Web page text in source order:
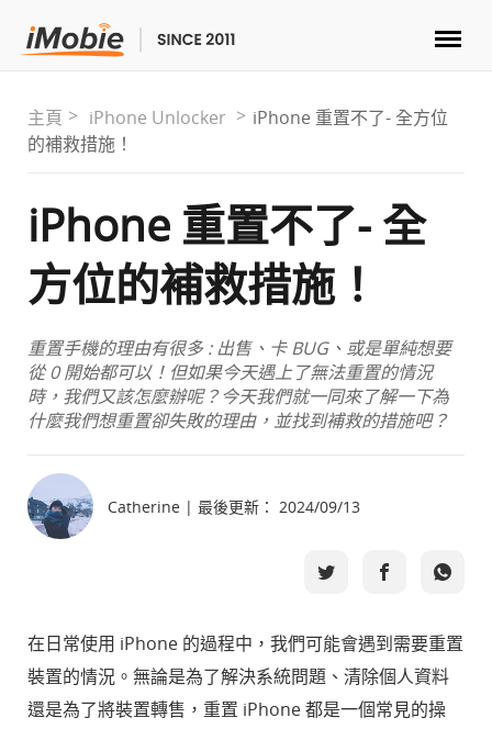
解鎖&復原
實用
手機解決方案
商店
下載
支援
主頁 iPhone Unlocker
iPhone 重置不了- 全方位
的補救措施！
iPhone 重置不了- 全
方位的補救措施！
重置手機的理由有很多 : 出售、卡 BUG、或是單純想要
從 0 開始都可以！但如果今天遇上了無法重置的情況
時，我們又該怎麼辦呢？今天我們就一同來了解一下為
什麼我們想重置卻失敗的理由，並找到補救的措施吧？
Catherine | 最後更新： 2024/09/13
在日常使用 iPhone 的過程中，我們可能會遇到需要重置
裝置的情況。無論是為了解決系統問題、清除個人資料
還是為了將裝置轉售，重置 iPhone 都是一個常見的操